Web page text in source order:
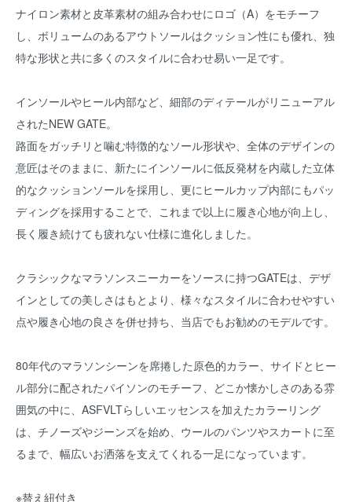
ナイロン素材と皮革素材の組み合わせにロゴ（A）をモチーフ
し、ボリュームのあるアウトソールはクッション性にも優れ、独
特な形状と共に多くのスタイルに合わせ易い一足です。
インソールやヒール内部など、細部のディテールがリニューアル
されたNEW GATE。
路面をガッチリと噛む特徴的なソール形状や、全体のデザインの
意匠はそのままに、新たにインソールに低反発材を内蔵した立体
的なクッションソールを採用し、更にヒールカップ内部にもパッ
ディングを採用することで、これまで以上に履き心地が向上し、
長く履き続けても疲れない仕様に進化しました。
クラシックなマラソンスニーカーをソースに持つGATEは、デザ
インとしての美しさはもとより、様々なスタイルに合わせやすい
点や履き心地の良さを併せ持ち、当店でもお勧めのモデルです。
80年代のマラソンシーンを席捲した原色的カラー、サイドとヒー
ル部分に配されたパイソンのモチーフ、どこか懐かしさのある雰
囲気の中に、ASFVLTらしいエッセンスを加えたカラーリング
は、チノーズやジーンズを始め、ウールのパンツやスカートに至
るまで、幅広いお洒落を支えてくれる一足になっています。
※替え紐付き